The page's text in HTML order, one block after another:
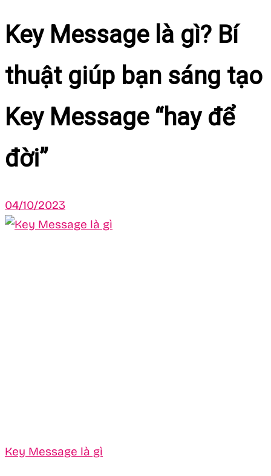
Key Message là gì? Bí
thuật giúp bạn sáng tạo
Key Message “hay để
đời”
04/10/2023
Key Message là gì